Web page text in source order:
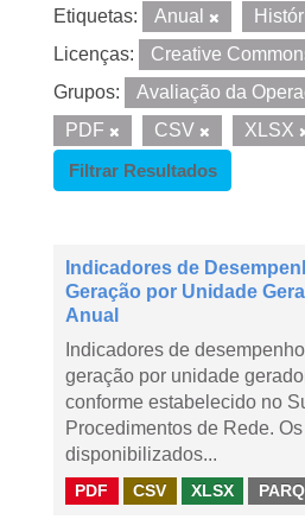
Etiquetas: Anual
Licenças:
Creative
Grupos:
Avaliação da
PDF
CSV XLSX
Filtrar Resultados
Indicadores de
Geração por Unidade
Anual
Indicadores de
geração por unidade
conforme estabelecido no
Procedimentos de Rede.
disponibilizados...
PDF CSV XLSX